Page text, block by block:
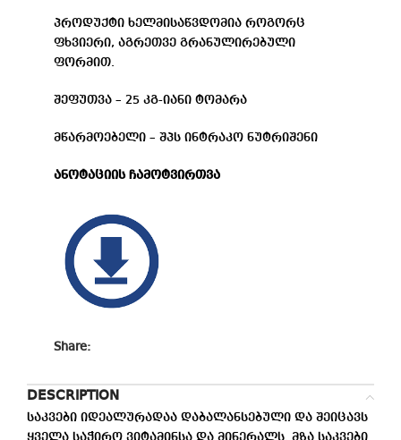
პროდუქტი ხელმისაწვდომია როგორც
ფხვიერი, აგრეთვე გრანულირებული
ფორმით.
შეფუთვა – 25 კგ-იანი ტომარა
მწარმოებელი – შპს ინტრაკო ნუტრიშენი
ანოტაციის ჩამოტვირთვა
Share:
DESCRIPTION
საკვები იდეალურადაა დაბალანსებული და შეიცავს
ყველა საჭირო ვიტამინსა და მინერალს. მზა საკვები